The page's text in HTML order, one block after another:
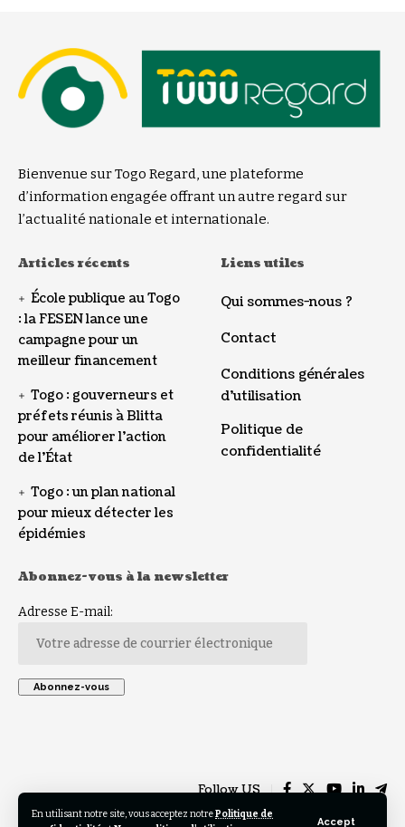
En utilisant notre site, vous acceptez notrePolitique de
Accept
Bienvenue sur Togo Regard, une plateforme
d’information engagée offrant un autre regard sur
l’actualité nationale et internationale.
Articles récents
École publique au Togo
: la FESEN lance une
campagne pour un
meilleur financement
Togo : gouverneurs et
préfets réunis à Blitta
pour améliorer l’action
de l’État
Togo : un plan national
pour mieux détecter les
épidémies
Liens utiles
Qui sommes-nous ?
Contact
Conditions générales
d’utilisation
Politique de
confidentialité
Abonnez-vous à la newsletter
Adresse E-mail:
Follow US